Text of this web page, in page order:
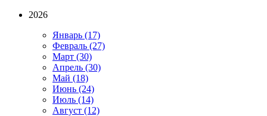
2026
Январь (17)
Февраль (27)
Март (30)
Апрель (30)
Май (18)
Июнь (24)
Июль (14)
Август (12)